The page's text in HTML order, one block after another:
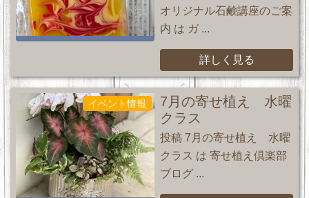
オリジナル石鹸講座のご案
内 は ガ ...
詳しく見る
イベント情報
7月の寄せ植え 水曜
クラス
投稿 7月の寄せ植え 水曜
クラス は 寄せ植え倶楽部
ブログ ...